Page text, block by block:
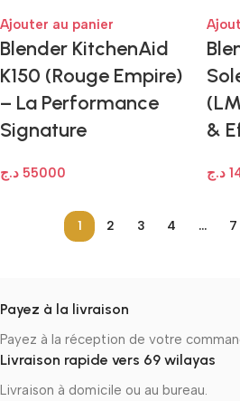
Ajouter au panier
Blender KitchenAid
K150 (Rouge Empire)
– La Performance
Signature
55000 د.ج
&
د.ج
1 2 3 4 … 7
Payez à la livraison
Payez à la réception de votre
Livraison rapide vers 69 wilayas
Livraison à domicile ou au bureau.